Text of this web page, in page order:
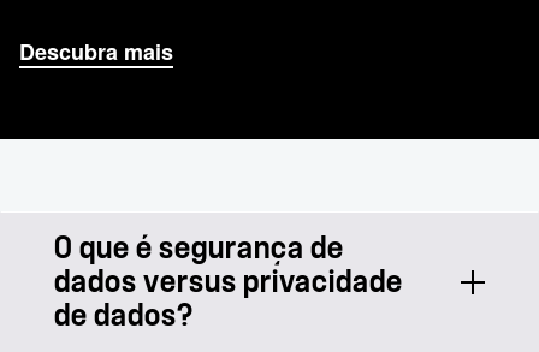
Descubra mais
O que é segurança de
dados versus privacidade
de dados?